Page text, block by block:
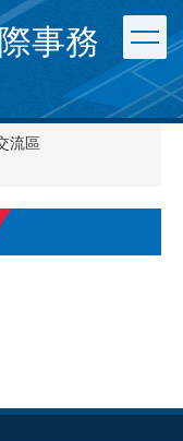
事務
流區